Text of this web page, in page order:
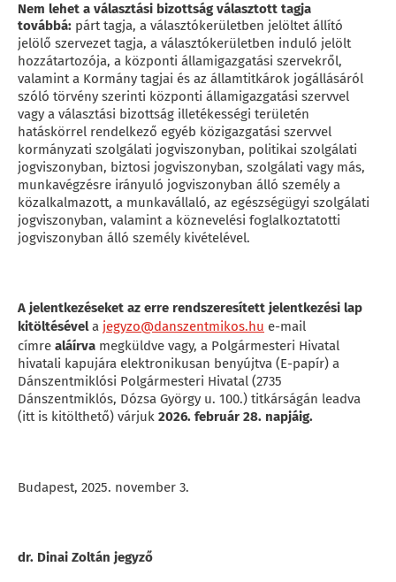
Nem lehet a választási bizottság választott tagja
továbbá: párt tagja, a választókerületben jelöltet állító
jelölő szervezet tagja, a választókerületben induló jelölt
hozzátartozója, a központi államigazgatási szervekről,
valamint a Kormány tagjai és az államtitkárok jogállásáról
szóló törvény szerinti központi államigazgatási szervvel
vagy a választási bizottság illetékességi területén
hatáskörrel rendelkező egyéb közigazgatási szervvel
kormányzati szolgálati jogviszonyban, politikai szolgálati
jogviszonyban, biztosi jogviszonyban, szolgálati vagy más,
munkavégzésre irányuló jogviszonyban álló személy a
közalkalmazott, a munkavállaló, az egészségügyi szolgálati
jogviszonyban, valamint a köznevelési foglalkoztatotti
jogviszonyban álló személy kivételével.
A jelentkezéseket az erre rendszeresített jelentkezési lap
kitöltésévela jegyzo@danszentmikos.hu e-mail
címre aláírva megküldve vagy, a Polgármesteri Hivatal
hivatali kapujára elektronikusan benyújtva (E-papír) a
Dánszentmiklósi Polgármesteri Hivatal (2735
Dánszentmiklós, Dózsa György u. 100.) titkárságán leadva
(itt is kitölthető) várjuk 2026. február 28. napjáig.
Budapest, 2025. november 3.
dr. Dinai Zoltán jegyző